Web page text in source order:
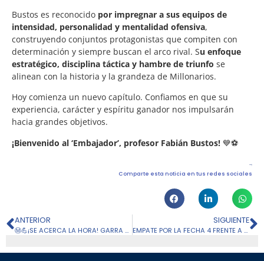
Bustos es reconocido por impregnar a sus equipos de
intensidad, personalidad y mentalidad ofensiva,
construyendo conjuntos protagonistas que compiten con
determinación y siempre buscan el arco rival. Su enfoque
estratégico, disciplina táctica y hambre de triunfo se
alinean con la historia y la grandeza de Millonarios.
Hoy comienza un nuevo capítulo. Confiamos en que su
experiencia, carácter y espíritu ganador nos impulsarán
hacia grandes objetivos.
¡Bienvenido al ‘Embajador’, profesor Fabián Bustos! 💙⚽
Comparte esta noticia en tus redes sociales
ANTERIOR
Ⓜ️💪¡SE ACERCA LA HORA! GARRA Y CORAZÓN EN CADA ENTRENAMIENTO
SIGUIENTE
EMPATE POR LA FECHA 4 FRENTE A INDEPENDIENTE MEDELLÍN